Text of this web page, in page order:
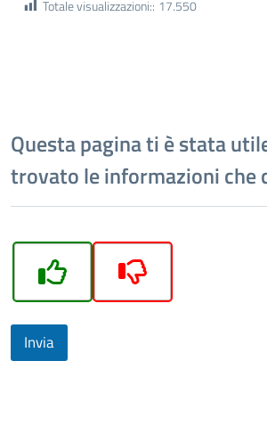
Totale visualizzazioni:: 17.550
Questa pagina ti è stata
trovato le informazioni che
Invia